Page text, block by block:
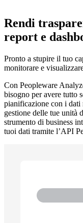
Rendi
report e
Pronto a stupire il tuo
monitorare e
Con Peopleware
bisogno per avere tutto
pianificazione con i dati
gestione delle tue unità
strumento di business
tuoi dati tramite l’API